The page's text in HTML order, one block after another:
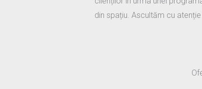
din spațiu. Ascultăm cu